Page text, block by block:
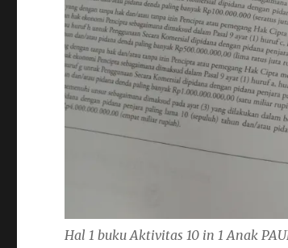
Hal 1 bukuAktivitas 10 in 1 Anak